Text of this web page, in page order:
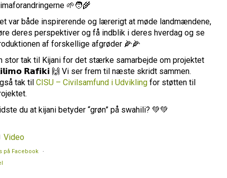
🌱🧑‍🌾
var både inspirerende og lærerigt at møde landmændene,
deres perspektiver og få indblik i deres hverdag og se
af forskellige afgrøder 🌽🌽
stor tak til Kijani for det stærke samarbejde om projektet
𝗥𝗮𝗳𝗶𝗸𝗶 🙌 Vi ser frem til næste skridt sammen.
tak til CISU – Civilsamfund i Udvikling for støtten til
du at kijani betyder “grøn” på swahili? 💚💚
Video
på Facebook
·